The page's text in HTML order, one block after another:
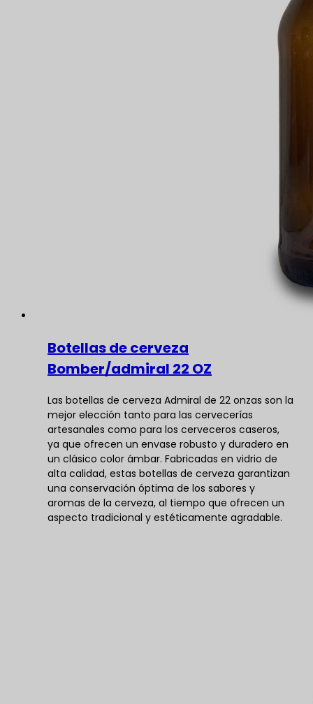
Botellas de cerveza
Bomber/admiral 22 OZ
Las botellas de cerveza Admiral de 22 onzas son la
mejor elección tanto para las cervecerías
artesanales como para los cerveceros caseros,
ya que ofrecen un envase robusto y duradero en
un clásico color ámbar. Fabricadas en vidrio de
alta calidad, estas botellas de cerveza garantizan
una conservación óptima de los sabores y
aromas de la cerveza, al tiempo que ofrecen un
aspecto tradicional y estéticamente agradable.